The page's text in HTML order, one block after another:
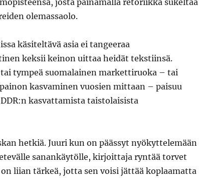
josta painamalla retoriikka sukeltaa
olemassaolo.
käsiteltävä asia ei tangeeraa
keksii keinon uittaa heidät tekstiinsä.
tympeä suomalainen markettiruoka – tai
kasvaminen vuosien mittaan – paisuu
kasvattamista taistolaisista
hetkiä. Juuri kun on päässyt nyökyttelemään
sanankäytölle, kirjoittaja ryntää torvet
liian tärkeä, jotta sen voisi jättää koplaamatta